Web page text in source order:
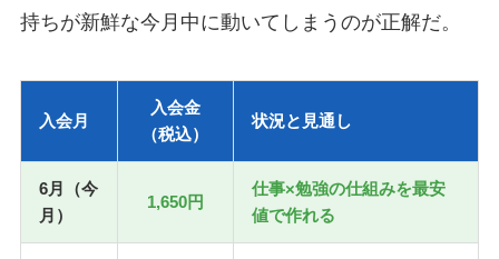
持ちが新鮮な今月中に動いてしまうのが正解だ。
入会月
入会金
（税込）
状況と見通し
6月（今
月）
1,650円
仕事×勉強の仕組みを最安
値で作れる